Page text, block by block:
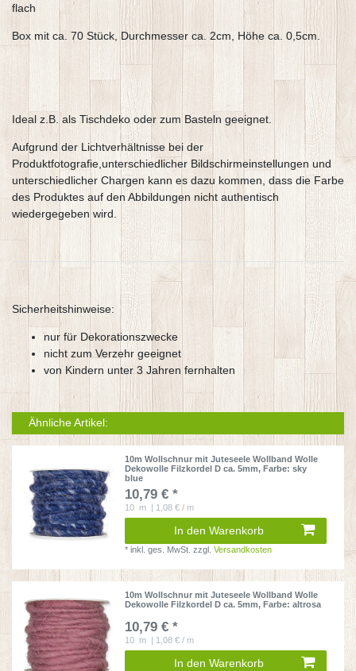
flach
Box mit ca. 70 Stück, Durchmesser ca. 2cm, Höhe ca. 0,5cm.
Ideal z.B. als Tischdeko oder zum Basteln geeignet.
Aufgrund der Lichtverhältnisse bei der
Produktfotografie,unterschiedlicher Bildschirmeinstellungen und
unterschiedlicher Chargen kann es dazu kommen, dass die Farbe
des Produktes auf den Abbildungen nicht authentisch
wiedergegeben wird.
Sicherheitshinweise:
nur für Dekorationszwecke
nicht zum Verzehr geeignet
von Kindern unter 3 Jahren fernhalten
Ähnliche Artikel:
10m Wollschnur mit Juteseele Wollband Wolle
Dekowolle Filzkordel D ca. 5mm, Farbe: sky
blue
10,79 € *
10 m | 1,08 € / m
In den Warenkorb
*inkl. ges. MwSt. zzgl.Versandkosten
10m Wollschnur mit Juteseele Wollband Wolle
Dekowolle Filzkordel D ca. 5mm, Farbe: altrosa
10,79 € *
10 m | 1,08 € / m
In den Warenkorb